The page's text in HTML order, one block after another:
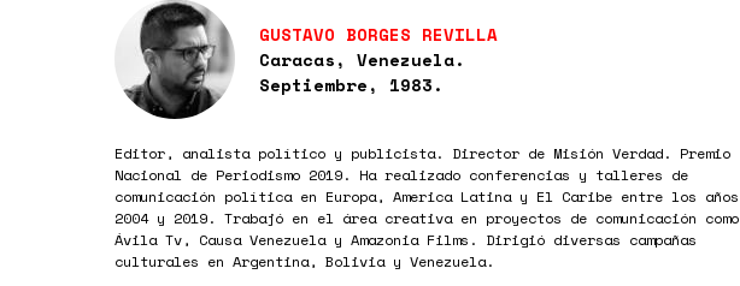
GUSTAVO BORGES REVILLA
Caracas, Venezuela.
Septiembre, 1983.
Editor, analista político y publicista. Director de Misión Verdad. Premio
Nacional de Periodismo 2019. Ha realizado conferencias y talleres de
comunicación política en Europa, America Latina y El Caribe entre los años
2004 y 2019. Trabajó en el área creativa en proyectos de comunicación como
Ávila Tv, Causa Venezuela y Amazonia Films. Dirigió diversas campañas
culturales en Argentina, Bolivia y Venezuela.